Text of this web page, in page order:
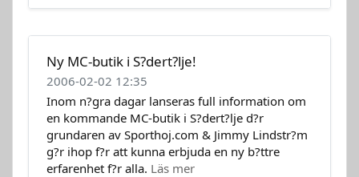
Ny MC-butik i S?dert?lje!
2006-02-02 12:35
Inom n?gra dagar lanseras full information om
en kommande MC-butik i S?dert?lje d?r
grundaren av Sporthoj.com & Jimmy Lindstr?m
g?r ihop f?r att kunna erbjuda en ny b?ttre
erfarenhet f?r alla. Läs mer